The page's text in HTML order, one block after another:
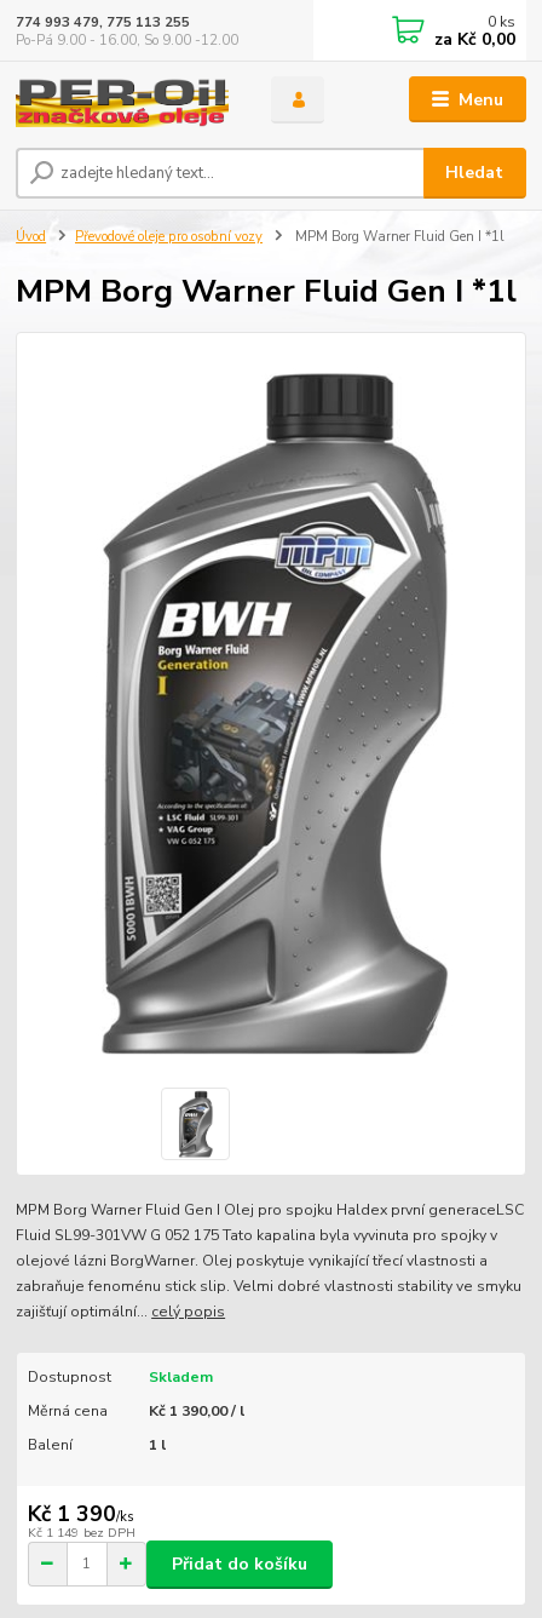
Menu
Hledat
774 993 479, 775 113 255
Po-Pá 9.00 - 16.00, So 9.00 -12.00
0 ks
za Kč 0,00
Úvod Převodové oleje pro osobní vozy MPM Borg Warner Fluid Gen I *1l
MPM Borg Warner Fluid Gen I *1l
MPM Borg Warner Fluid Gen I Olej pro spojku Haldex první generaceLSC
Fluid SL99-301VW G 052 175 Tato kapalina byla vyvinuta pro spojky v
olejové lázni BorgWarner. Olej poskytuje vynikající třecí vlastnosti a
zabraňuje fenoménu stick slip. Velmi dobré vlastnosti stability ve smyku
zajišťují optimální... celý popis
Dostupnost
Skladem
Měrná cena
Kč 1 390,00 / l
Balení
1 l
Kč 1 390/ks
Kč 1 149 bez DPH
Přidat do košíku